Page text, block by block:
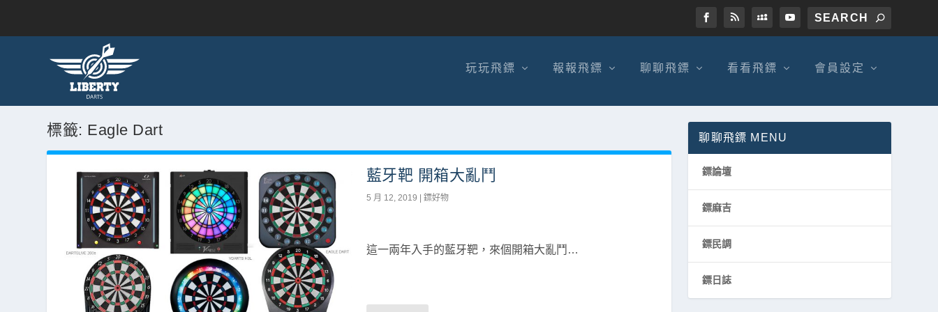
玩玩飛鏢 報報飛鏢 聊聊飛鏢 看看飛鏢 會員設定
標籤: Eagle Dart
藍牙靶 開箱大亂鬥
5 月 12, 2019 鏢好物
這一兩年入手的藍牙靶，來個開箱大亂鬥…
聊聊飛鏢 MENU
鏢論壇
鏢麻吉
鏢民調
鏢日誌